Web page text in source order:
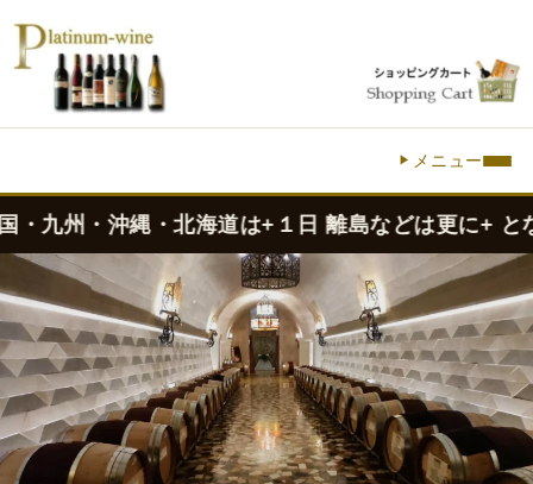
メニュー
・沖縄・北海道は+１日 離島などは更に+ となりま